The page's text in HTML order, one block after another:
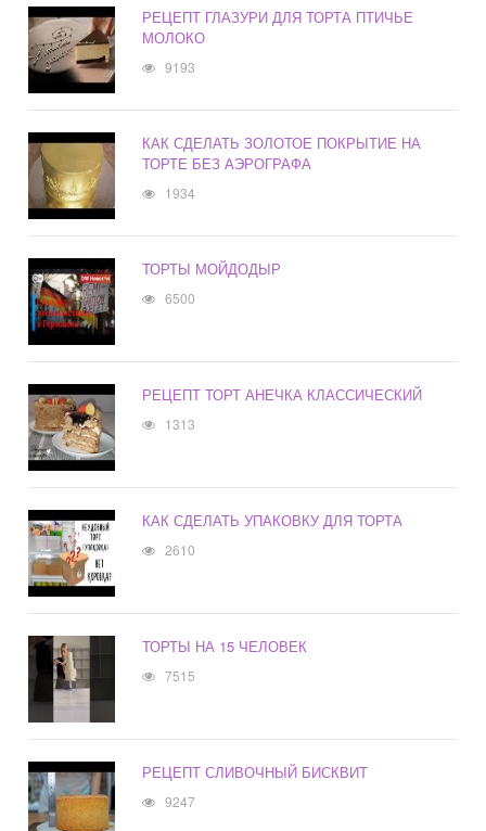
РЕЦЕПТ ГЛАЗУРИ ДЛЯ ТОРТА ПТИЧЬЕ
МОЛОКО
9193
КАК СДЕЛАТЬ ЗОЛОТОЕ ПОКРЫТИЕ НА
ТОРТЕ БЕЗ АЭРОГРАФА
1934
ТОРТЫ МОЙДОДЫР
6500
РЕЦЕПТ ТОРТ АНЕЧКА КЛАССИЧЕСКИЙ
1313
КАК СДЕЛАТЬ УПАКОВКУ ДЛЯ ТОРТА
2610
ТОРТЫ НА 15 ЧЕЛОВЕК
7515
РЕЦЕПТ СЛИВОЧНЫЙ БИСКВИТ
9247